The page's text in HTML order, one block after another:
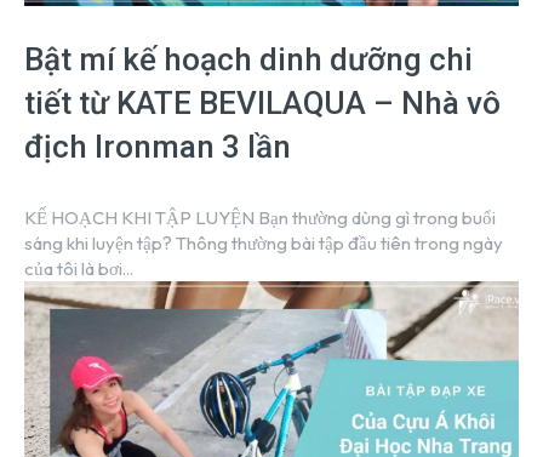
Bật mí kế hoạch dinh dưỡng chi
tiết từ KATE BEVILAQUA – Nhà vô
địch Ironman 3 lần
KẾ HOẠCH KHI TẬP LUYỆN Bạn thường dùng gì trong buổi
sáng khi luyện tập? Thông thường bài tập đầu tiên trong ngày
của tôi là bơi...